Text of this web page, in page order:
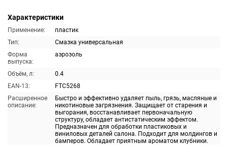
Характеристики
Применение:
пластик
Тип:
Смазка универсальная
Форма
выпуска:
аэрозоль
Объём, л:
0.4
EAN-13:
FTC5268
Расширенное
описание:
Быстро и эффективно удаляет пыль, грязь, масляные и
никотиновые загрязнения. Защищает от старения и
выгорания, восстанавливает первоначальную
структуру, обладает антистатическим эффектом.
Предназначен для обработки пластиковых и
виниловых деталей салона. Подходит для молдингов и
бамперов. Обладает приятным ароматом клубники.